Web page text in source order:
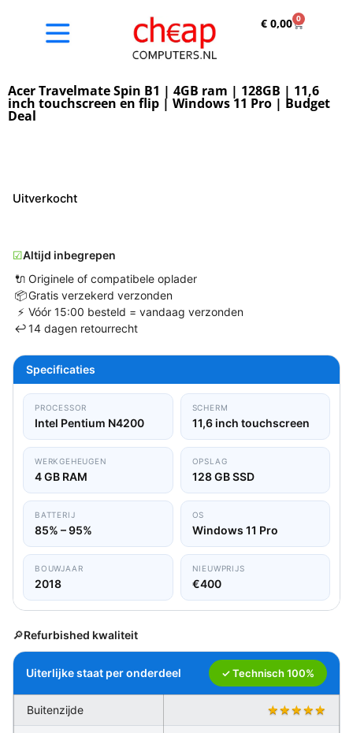
€0,00 0
Acer Travelmate Spin B1 | 4GB ram | 128GB | 11,6
inch touchscreen en flip | Windows 11 Pro | Budget
Deal
Uitverkocht
☑Altijd inbegrepen
🔌 Originele of compatibele oplader
📦Gratis verzekerd verzonden
⚡ Vóór 15:00 besteld = vandaag verzonden
↩14 dagen retourrecht
Specificaties
PROCESSOR
Intel Pentium N4200
SCHERM
11,6 inch touchscreen
WERKGEHEUGEN
4 GB RAM
OPSLAG
128 GB SSD
BATTERIJ
85% – 95%
OS
Windows 11 Pro
BOUWJAAR
2018
NIEUWPRIJS
€400
🔎Refurbished kwaliteit
Uiterlijke staat per onderdeel ✓ Technisch 100%
Buitenzijde ★★★★★